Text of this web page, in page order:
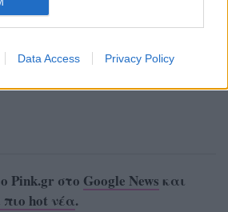
Data Access Privacy Policy
Pink.gr στο Google News και
hot νέα.